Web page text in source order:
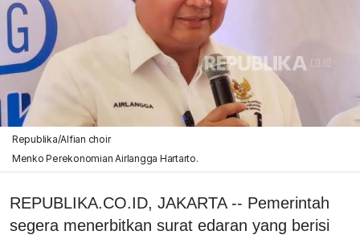
Republika/Alfian choir
Menko Perekonomian Airlangga Hartarto.
REPUBLIKA.CO.ID, JAKARTA -- Pemerintah
segera menerbitkan surat edaran yang berisi